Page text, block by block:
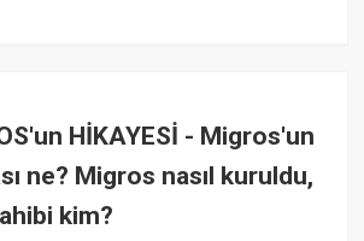
HİKAYESİ - Migros'un
ne? Migros nasıl kuruldu,
kim?